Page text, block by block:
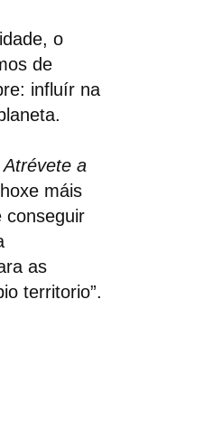
o
de
influír na
Atrévete a
máis
conseguir
as
territorio”.